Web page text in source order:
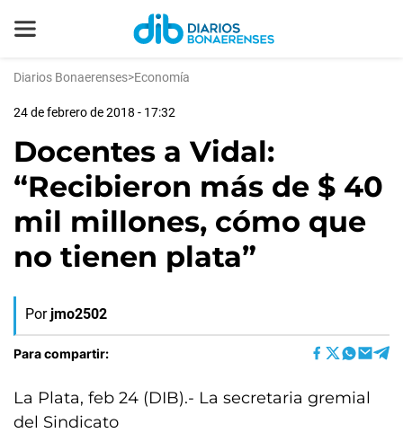
Diarios Bonaerenses>Economía
24 de febrero de 2018 - 17:32
Docentes a Vidal:
“Recibieron más de $ 40
mil millones, cómo que
no tienen plata”
Por jmo2502
Para compartir:
La Plata, feb 24 (DIB).- La secretaria gremial
del Sindicato